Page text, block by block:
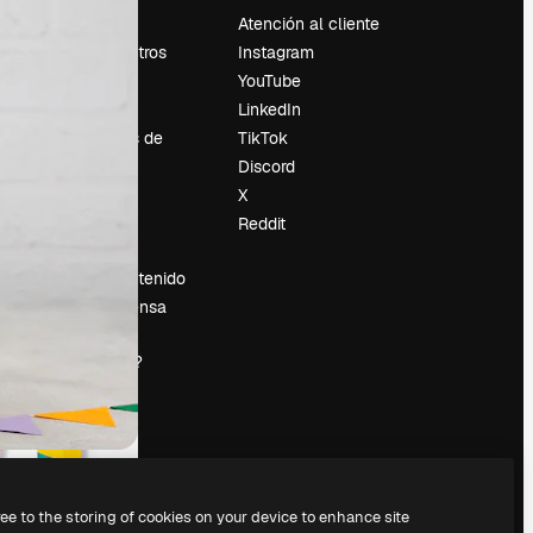
Sobre nosotros
Tendencias de
Vender contenido
Sala de prensa
magnific.ai?
Atención al cliente
Instagram
YouTube
LinkedIn
TikTok
Discord
X
Reddit
to the storing of cookies on your device to enhance site